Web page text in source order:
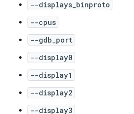
--displays_binproto
--cpus
--gdb_port
--display0
--display1
--display2
--display3